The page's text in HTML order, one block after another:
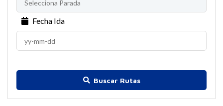
Fecha Ida
Buscar Rutas